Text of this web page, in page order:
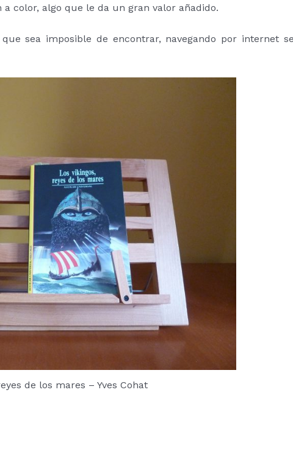
color, algo que le da un gran valor añadido.
sea imposible de encontrar, navegando por internet se
de los mares – Yves Cohat